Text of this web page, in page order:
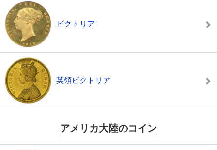
ビクトリア
英領ビクトリア
アメリカ大陸のコイン